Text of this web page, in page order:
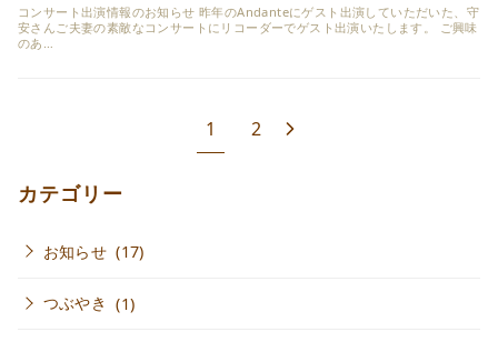
コンサート出演情報のお知らせ 昨年のAndanteにゲスト出演していただいた、守
安さんご夫妻の素敵なコンサートにリコーダーでゲスト出演いたします。 ご興味
のあ…
1 2
カテゴリー
お知らせ (17)
つぶやき (1)